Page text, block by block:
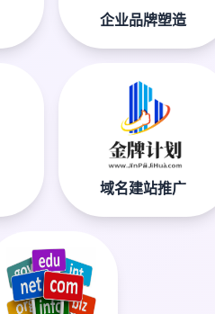
企业品牌塑造
域名建站推广